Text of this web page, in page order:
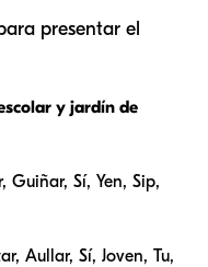
presentar el
y jardín de
Guiñar, Sí, Yen, Sip,
Aullar, Sí, Joven, Tu,